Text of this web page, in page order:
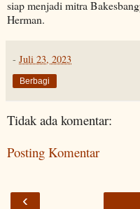
siap menjadi mitra
Herman.
- Juli 23, 2023
Berbagi
Tidak ada komentar:
Posting Komentar
‹